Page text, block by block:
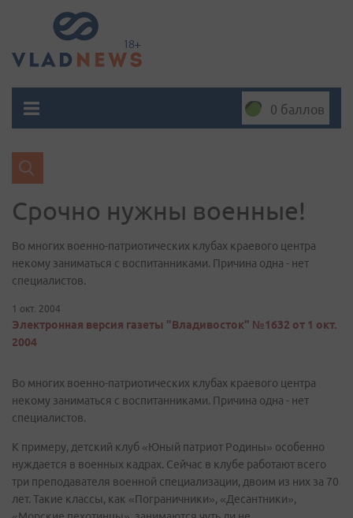
0 баллов
Срочно нужны военные!
Во многих военно-патриотических клубах краевого центра
некому заниматься с воспитанниками. Причина одна - нет
специалистов.
1 окт. 2004
Электронная версия газеты "Владивосток" №1632 от 1 окт.
2004
Во многих военно-патриотических клубах краевого центра
некому заниматься с воспитанниками. Причина одна - нет
специалистов.
К примеру, детский клуб «Юный патриот Родины» особенно
нуждается в военных кадрах. Сейчас в клубе работают всего
три преподавателя военной специализации, двоим из них за 70
лет. Такие классы, как «Пограничники», «Десантники»,